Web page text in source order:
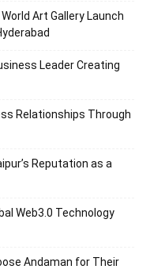
Art Gallery Launch
Leader Creating
Relationships Through
Reputation as a
Web3.0 Technology
Andaman for Their